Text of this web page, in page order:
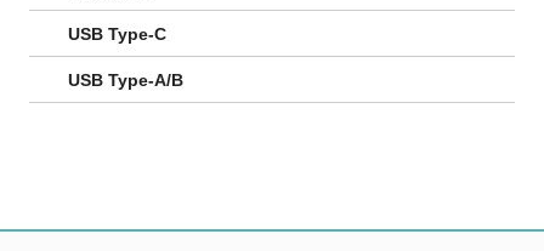
USB Type-C
USB Type-A/B